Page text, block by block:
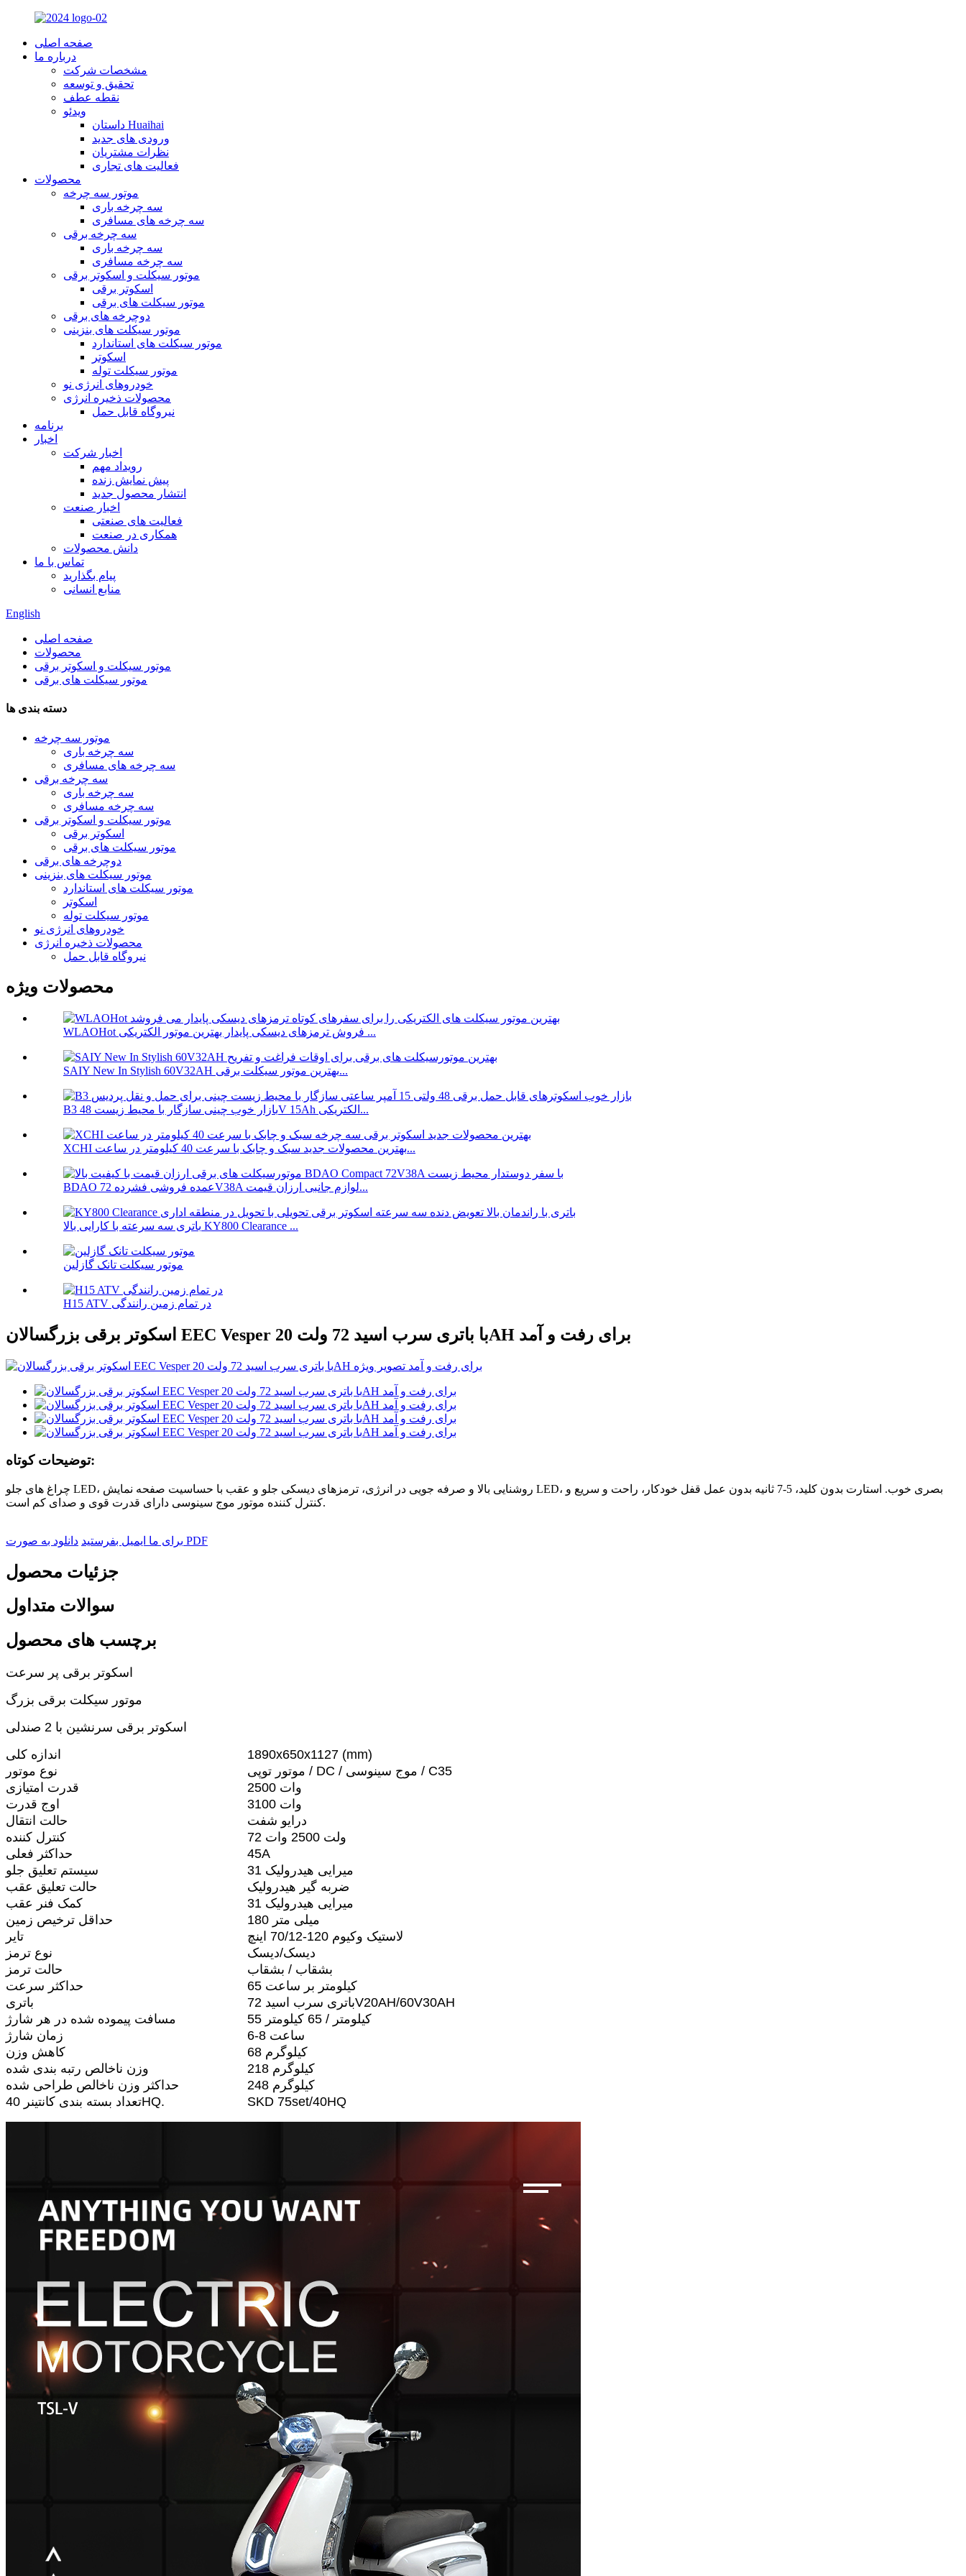
صفحه اصلی
درباره ما
مشخصات شرکت
تحقیق و توسعه
نقطه عطف
ویدئو
داستان Huaihai
ورودی های جدید
نظرات مشتریان
فعالیت های تجاری
محصولات
موتور سه چرخه
سه چرخه باری
سه چرخه های مسافری
سه چرخه برقی
سه چرخه باری
سه چرخه مسافری
موتور سیکلت و اسکوتر برقی
اسکوتر برقی
موتور سیکلت های برقی
دوچرخه های برقی
موتور سیکلت های بنزینی
موتور سیکلت های استاندارد
اسکوتر
موتور سیکلت توله
خودروهای انرژی نو
محصولات ذخیره انرژی
نیروگاه قابل حمل
برنامه
اخبار
اخبار شرکت
رویداد مهم
پیش نمایش زنده
انتشار محصول جدید
اخبار صنعت
فعالیت های صنعتی
همکاری در صنعت
دانش محصولات
تماس با ما
پیام بگذارید
منابع انسانی
English
صفحه اصلی
محصولات
موتور سیکلت و اسکوتر برقی
موتور سیکلت های برقی
دسته بندی ها
موتور سه چرخه
سه چرخه باری
سه چرخه های مسافری
سه چرخه برقی
سه چرخه باری
سه چرخه مسافری
موتور سیکلت و اسکوتر برقی
اسکوتر برقی
موتور سیکلت های برقی
دوچرخه های برقی
موتور سیکلت های بنزینی
موتور سیکلت های استاندارد
اسکوتر
موتور سیکلت توله
خودروهای انرژی نو
محصولات ذخیره انرژی
نیروگاه قابل حمل
محصولات ویژه
WLAOHot فروش ترمزهای دیسکی پایدار بهترین موتور الکتریکی ...
SAIY New In Stylish 60V32AH بهترین موتور سیکلت برقی...
B3 بازار خوب چینی سازگار با محیط زیست 48V 15Ah الکتریکی...
XCHI بهترین محصولات جدید سبک و چابک با سرعت 40 کیلومتر در ساعت...
BDAO عمده فروشی فشرده 72V38A لوازم جانبی ارزان قیمت...
باتری سه سرعته با کارایی بالا KY800 Clearance ...
موتور سیکلت تانک گازلین
H15 ATV در تمام زمین رانندگی
اسکوتر برقی بزرگسالان EEC Vesper با باتری سرب اسید 72 ولت 20AH برای رفت و آمد
توضیحات کوتاه:
چراغ های جلو LED، روشنایی بالا و صرفه جویی در انرژی، ترمزهای دیسکی جلو و عقب با حساسیت صفحه نمایش LED، بصری خوب. استارت بدون کلید، 5-7 ثانیه بدون عمل قفل خودکار، راحت و سریع و
کنترل کننده موتور موج سینوسی دارای قدرت قوی و صدای کم است.
برای ما ایمیل بفرستید دانلود به صورت PDF
جزئیات محصول
سوالات متداول
برچسب های محصول
اسکوتر برقی پر سرعت
موتور سیکلت برقی بزرگ
اسکوتر برقی سرنشین با 2 صندلی
اندازه کلی
1890x650x1127 (mm)
نوع موتور
موتور توپی / DC / موج سینوسی / C35
قدرت امتیازی
2500 وات
اوج قدرت
3100 وات
حالت انتقال
درایو شفت
کنترل کننده
72 ولت 2500 وات
حداکثر فعلی
45A
سیستم تعلیق جلو
31 میرایی هیدرولیک
حالت تعلیق عقب
ضربه گیر هیدرولیک
کمک فنر عقب
31 میرایی هیدرولیک
حداقل ترخیص زمین
180 میلی متر
تایر
لاستیک وکیوم 120-70/12 اینچ
نوع ترمز
دیسک/دیسک
حالت ترمز
بشقاب / بشقاب
حداکثر سرعت
65 کیلومتر بر ساعت
باتری
باتری سرب اسید 72V20AH/60V30AH
مسافت پیموده شده در هر شارژ
55 کیلومتر / 65 کیلومتر
زمان شارژ
6-8 ساعت
کاهش وزن
68 کیلوگرم
وزن ناخالص رتبه بندی شده
218 کیلوگرم
حداکثر وزن ناخالص طراحی شده
248 کیلوگرم
تعداد بسته بندی کانتینر 40HQ.
SKD 75set/40HQ